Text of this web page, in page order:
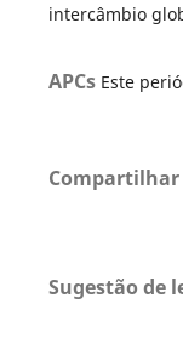
intercâmbio
APCs Este
Compartilhar
Sugestão de